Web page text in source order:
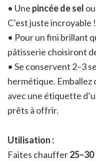
• Une pincée de sel
C’est juste incroyable !
• Pour un fini brillant
pâtisserie choisiront
• Se conservent 2–3
hermétique. Emballez
avec une étiquette
prêts à offrir.
Utilisation :
Faites chauffer